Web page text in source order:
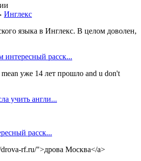
Инглекс
языка в Инглекс. В целом доволен,
расск...
уже 14 лет прошло and u don't
учить англи...
расск...
rf.ru/">дрова Москва</a>